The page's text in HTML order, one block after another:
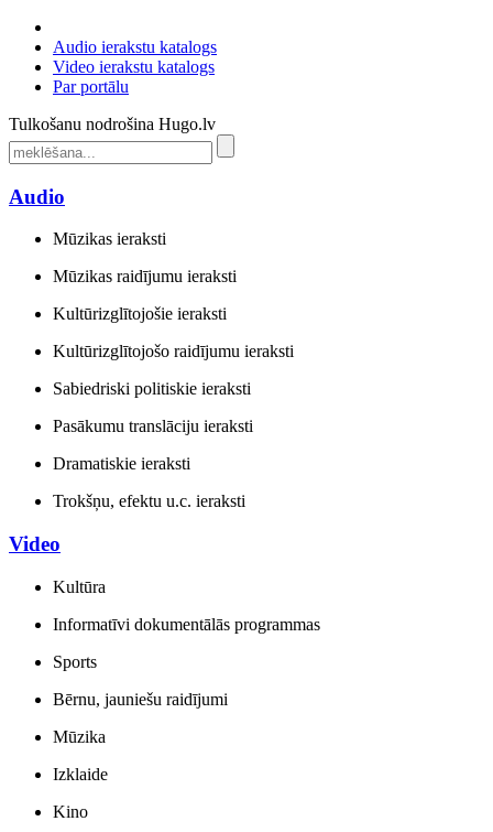
Audio ierakstu katalogs
Video ierakstu katalogs
Par portālu
Tulkošanu nodrošina Hugo.lv
Audio
Mūzikas ieraksti
Mūzikas raidījumu ieraksti
Kultūrizglītojošie ieraksti
Kultūrizglītojošo raidījumu ieraksti
Sabiedriski politiskie ieraksti
Pasākumu translāciju ieraksti
Dramatiskie ieraksti
Trokšņu, efektu u.c. ieraksti
Video
Kultūra
Informatīvi dokumentālās programmas
Sports
Bērnu, jauniešu raidījumi
Mūzika
Izklaide
Kino